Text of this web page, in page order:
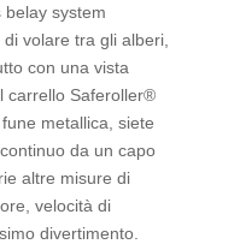
system
volare tra gli alberi,
con una vista
carrello Saferoller®
metallica, siete
da un capo
altre misure di
velocità di
divertimento.